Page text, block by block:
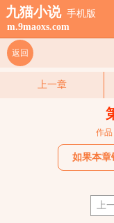
九猫小说 手机版
m.9maoxs.com
返回
上一章
作品
如果本章
上